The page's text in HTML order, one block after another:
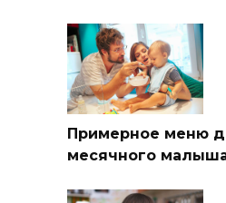
Примерное меню
месячного